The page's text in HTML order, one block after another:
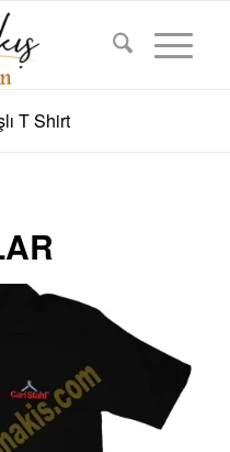
T Shirt